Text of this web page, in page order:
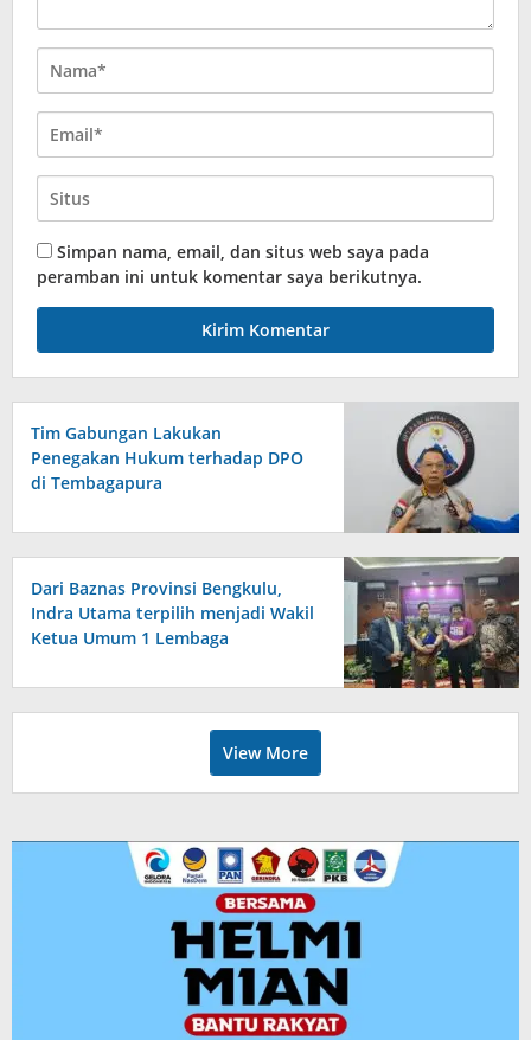
Simpan nama, email, dan situs web saya pada
peramban ini untuk komentar saya berikutnya.
Tim Gabungan Lakukan
Penegakan Hukum terhadap DPO
di Tembagapura
Dari Baznas Provinsi Bengkulu,
Indra Utama terpilih menjadi Wakil
Ketua Umum 1 Lembaga
View More